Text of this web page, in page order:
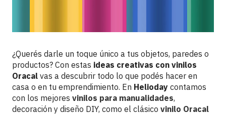
¿Querés darle un toque único a tus objetos, paredes o
productos? Con estas ideas creativas con vinilos
Oracal vas a descubrir todo lo que podés hacer en
casa o en tu emprendimiento. En Helioday contamos
con los mejores vinilos para manualidades,
decoración y diseño DIY, como el clásico vinilo Oracal